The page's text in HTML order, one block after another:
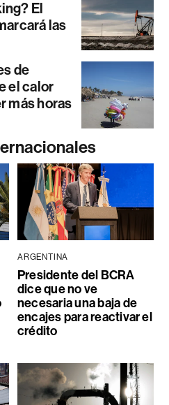
El
las
de
el calor
más horas
ARGENTINA
Presidente del BCRA
dice que no ve
necesaria una baja de
encajes para reactivar el
crédito